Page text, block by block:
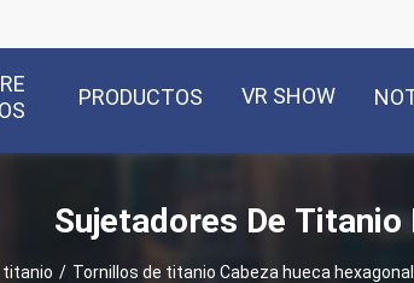
PRODUCTOS VR SHOW
Sujetadores De
titanio / Tornillos de titanio Cabeza hueca